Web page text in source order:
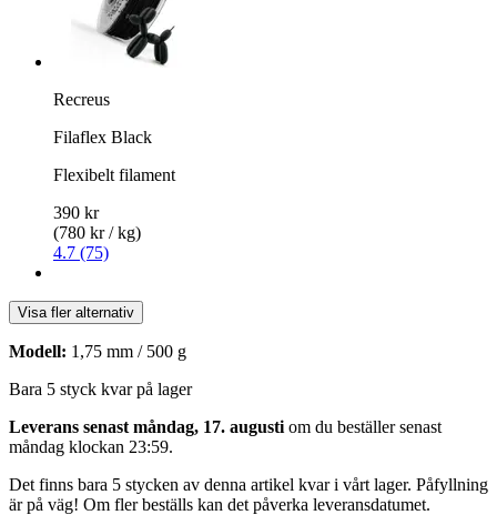
Recreus
Filaflex Black
Flexibelt filament
390 kr
(780 kr / kg)
4.7 (75)
Visa fler alternativ
Modell: 1,75 mm / 500 g
Bara 5 styck kvar på lager
Leverans senast måndag, 17. augusti om du beställer senast
måndag klockan 23:59.
Det finns bara 5 stycken av denna artikel kvar i vårt lager. Påfyllning
är på väg! Om fler beställs kan det påverka leveransdatumet.